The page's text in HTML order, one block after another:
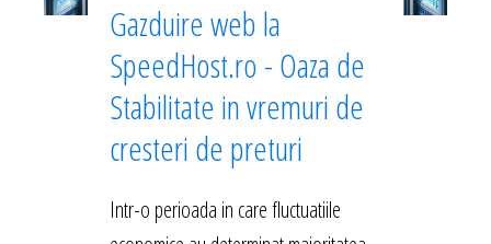
Gazduire web la
SpeedHost.ro - Oaza de
Stabilitate in vremuri de
cresteri de preturi
Intr-o perioada in care fluctuatiile